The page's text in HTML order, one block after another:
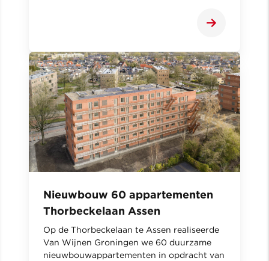
Nieuwbouw 60 appartementen
Thorbeckelaan Assen
Op de Thorbeckelaan te Assen realiseerde
Van Wijnen Groningen we 60 duurzame
nieuwbouwappartementen in opdracht van